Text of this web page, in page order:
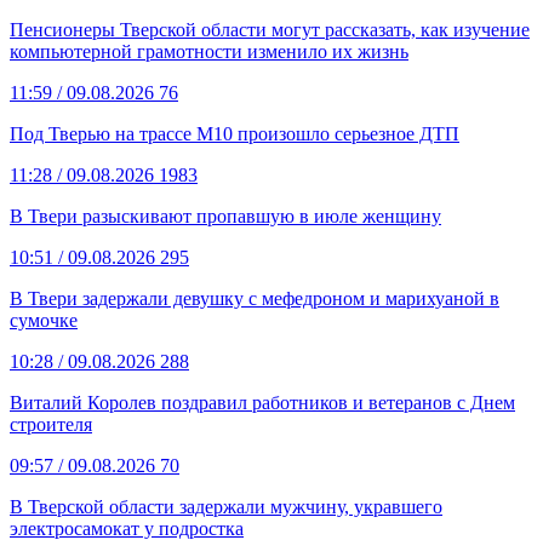
Пенсионеры Тверской области могут рассказать, как изучение
компьютерной грамотности изменило их жизнь
11:59 / 09.08.2026 76
Под Тверью на трассе М10 произошло серьезное ДТП
11:28 / 09.08.2026 1983
В Твери разыскивают пропавшую в июле женщину
10:51 / 09.08.2026 295
В Твери задержали девушку с мефедроном и марихуаной в
сумочке
10:28 / 09.08.2026 288
Виталий Королев поздравил работников и ветеранов с Днем
строителя
09:57 / 09.08.2026 70
В Тверской области задержали мужчину, укравшего
электросамокат у подростка